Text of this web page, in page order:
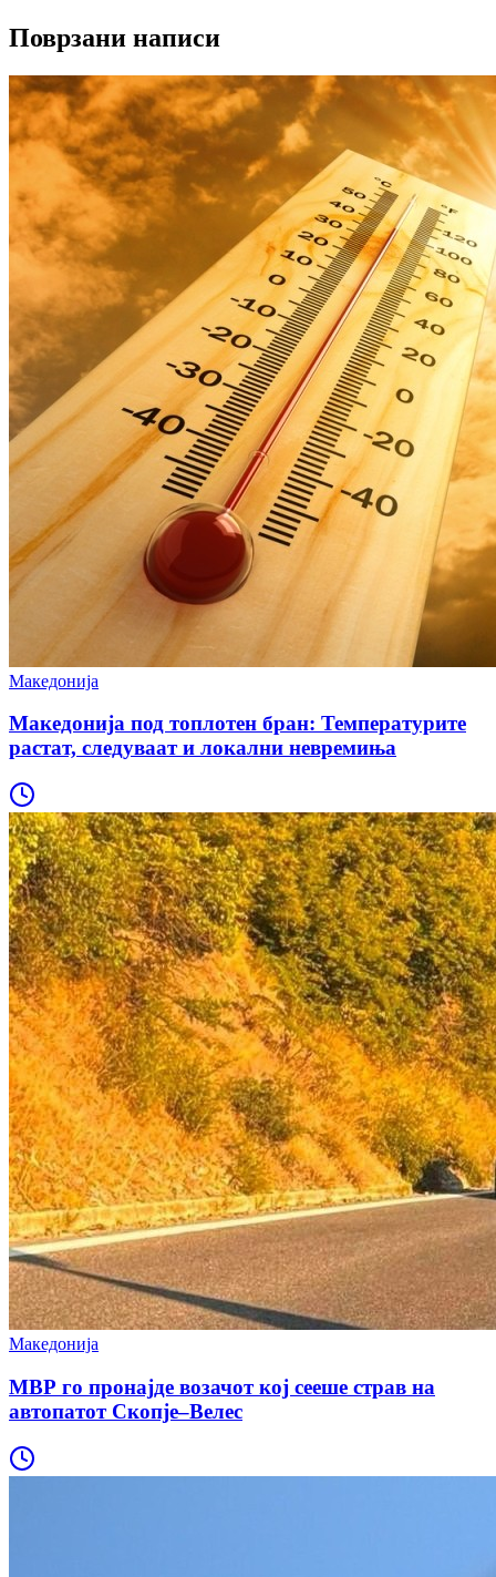
Поврзани написи
Македонија
Македонија под топлотен бран: Температурите
растат, следуваат и локални невремиња
Македонија
МВР го пронајде возачот кој сееше страв на
автопатот Скопје–Велес